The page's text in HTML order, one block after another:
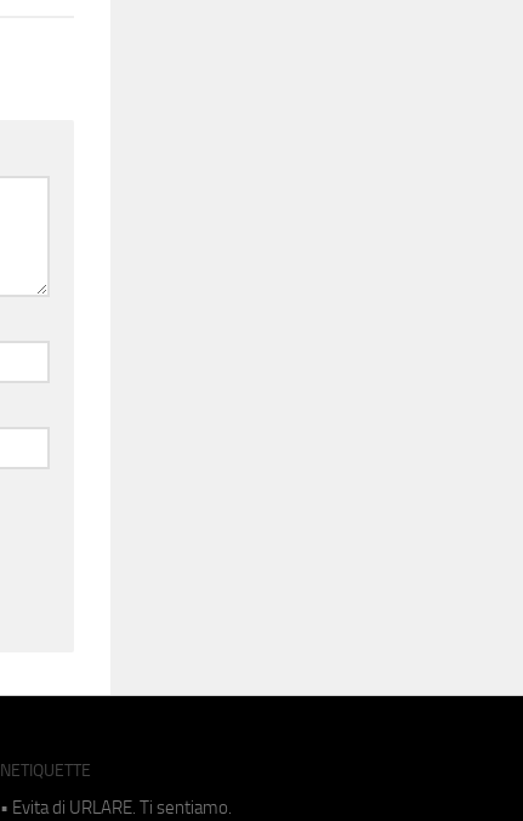
NETIQUETTE
• Evita di URLARE. Ti sentiamo.